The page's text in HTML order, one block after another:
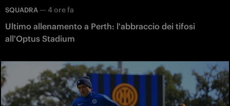
SQUADRA — 4 ore fa
Ultimo allenamento a Perth: l'abbraccio dei tifosi
all'Optus Stadium